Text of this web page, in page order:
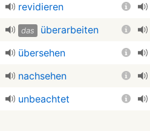
revidieren
das überarbeiten
übersehen
nachsehen
unbeachtet